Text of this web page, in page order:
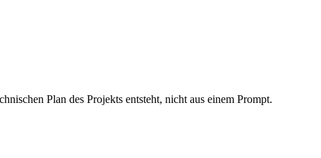
Plan des Projekts entsteht, nicht aus einem Prompt.